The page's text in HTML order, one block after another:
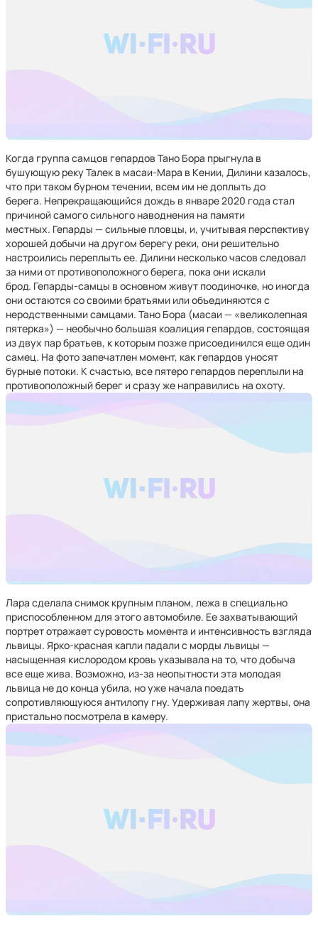
Когда группа самцов гепардов Тано Бора прыгнула в
бушующую реку Талек в масаи-Мара в Кении, Дилини казалось,
что при таком бурном течении, всем им не доплыть до
берега. Непрекращающийся дождь в январе 2020 года стал
причиной самого сильного наводнения на памяти
местных. Гепарды — сильные пловцы, и, учитывая перспективу
хорошей добычи на другом берегу реки, они решительно
настроились переплыть ее. Дилини несколько часов следовал
за ними от противоположного берега, пока они искали
брод. Гепарды-самцы в основном живут поодиночке, но иногда
они остаются со своими братьями или объединяются с
неродственными самцами. Тано Бора (масаи — «великолепная
пятерка») — необычно большая коалиция гепардов, состоящая
из двух пар братьев, к которым позже присоединился еще один
самец. На фото запечатлен момент, как гепардов уносят
бурные потоки. К счастью, все пятеро гепардов переплыли на
противоположный берег и сразу же направились на охоту.
Лара сделала снимок крупным планом, лежа в специально
приспособленном для этого автомобиле. Ее захватывающий
портрет отражает суровость момента и интенсивность взгляда
львицы. Ярко-красная капли падали с морды львицы —
насыщенная кислородом кровь указывала на то, что добыча
все еще жива. Возможно, из-за неопытности эта молодая
львица не до конца убила, но уже начала поедать
сопротивляющуюся антилопу гну. Удерживая лапу жертвы, она
пристально посмотрела в камеру.